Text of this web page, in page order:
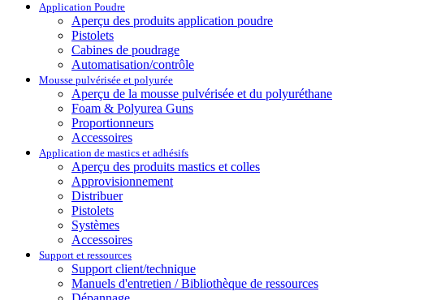
Application Poudre
Aperçu des produits application poudre
Pistolets
Cabines de poudrage
Automatisation/contrôle
Mousse pulvérisée et polyurée
Aperçu de la mousse pulvérisée et du polyuréthane
Foam & Polyurea Guns
Proportionneurs
Accessoires
Application de mastics et adhésifs
Aperçu des produits mastics et colles
Approvisionnement
Distribuer
Pistolets
Systèmes
Accessoires
Support et ressources
Support client/technique
Manuels d'entretien / Bibliothèque de ressources